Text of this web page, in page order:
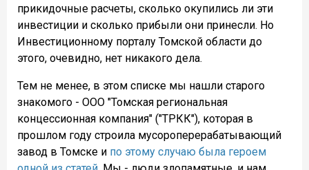
прикидочные расчеты, сколько окупились ли эти
инвестиции и сколько прибыли они принесли. Но
Инвестиционному порталу Томской области до
этого, очевидно, нет никакого дела.
Тем не менее, в этом списке мы нашли старого
знакомого - ООО "Томская региональная
концессионная компания" ("ТРКК"), которая в
прошлом году строила мусороперерабатывающий
завод в Томске и по этому случаю была героем